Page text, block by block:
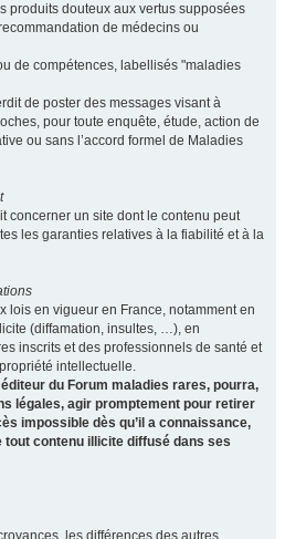
produits douteux aux vertus supposées
de médecins ou
de compétences, labellisés "maladies
de poster des messages visant à
pour toute enquête, étude, action de
ou sans l’accord formel de Maladies
concerner un site dont le contenu peut
les garanties relatives à la fiabilité et à la
lois en vigueur en France, notamment en
(diffamation, insultes, …), en
inscrits et des professionnels de santé et
intellectuelle.
du Forum maladies rares, pourra,
légales, agir promptement pour retirer
impossible dès qu’il a connaissance,
contenu illicite diffusé dans ses
les différences des autres